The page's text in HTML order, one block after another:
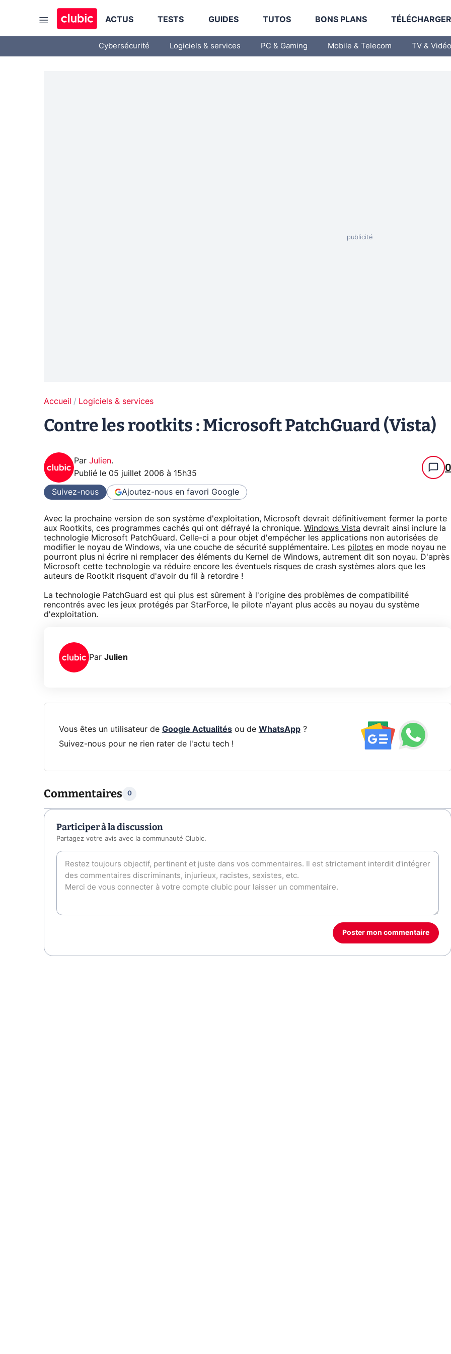
ACTUS TESTS GUIDES TUTOS BONS PLANS
Cybersécurité Logiciels & services PC & Gaming Mobile & Telecom TV & Vidéo
Accueil Logiciels & services
Contre les rootkits : Microsoft PatchGuard (Vista)
Par Julien.
Publié le 05 juillet 2006 à 15h35 0
Suivez-nous Ajoutez-nous en favori Google
Avec la prochaine version de son système d'exploitation, Microsoft devrait définitivement fermer la porte
aux Rootkits, ces programmes cachés qui ont défrayé la chronique. Windows Vista devrait ainsi inclure la
technologie Microsoft PatchGuard. Celle-ci a pour objet d'empécher les applications non autorisées de
modifier le noyau de Windows, via une couche de sécurité supplémentaire. Les pilotes en mode noyau ne
pourront plus ni écrire ni remplacer des éléments du Kernel de Windows, autrement dit son noyau. D'après
Microsoft cette technologie va réduire encore les éventuels risques de crash systèmes alors que les
auteurs de Rootkit risquent d'avoir du fil à retordre !
La technologie PatchGuard est qui plus est sûrement à l'origine des problèmes de compatibilité
rencontrés avec les jeux protégés par StarForce, le pilote n'ayant plus accès au noyau du système
d'exploitation.
Par Julien
Vous êtes un utilisateur de Google Actualitésou de WhatsApp?
Suivez-nous pour ne rien rater de l'actu tech !
Commentaires 0
Participer à la discussion
Partagez votre avis avec la communauté Clubic.
Poster mon commentaire